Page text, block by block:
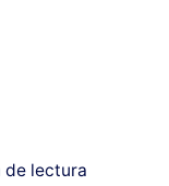
de lectura